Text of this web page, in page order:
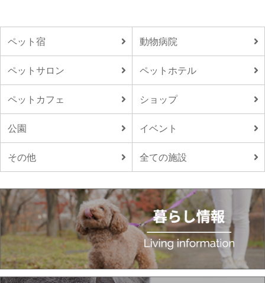
ペット宿 動物病院
ペットサロン ペットホテル
ペットカフェ ショップ
公園 イベント
その他 全ての施設